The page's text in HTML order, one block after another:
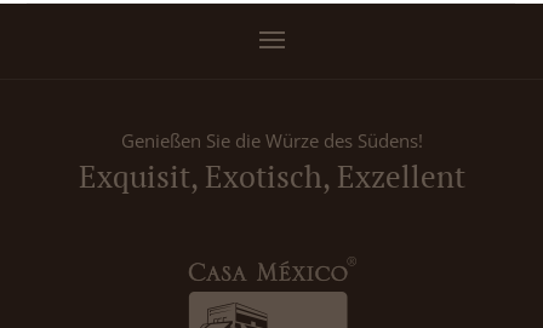
Genießen Sie die Würze des Südens!
Exquisit, Exotisch, Exzellent